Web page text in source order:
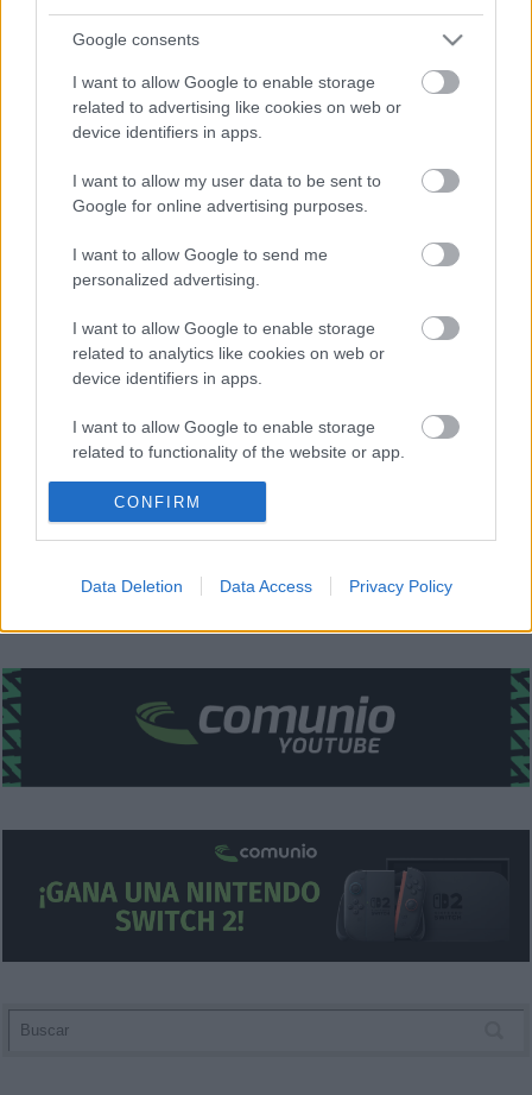
Google consents
I want to allow Google to enable storage
related to advertising like cookies on web or
device identifiers in apps.
I want to allow my user data to be sent to
Google for online advertising purposes.
I want to allow Google to send me
personalized advertising.
I want to allow Google to enable storage
related to analytics like cookies on web or
device identifiers in apps.
I want to allow Google to enable storage
related to functionality of the website or app.
I want to allow Google to enable storage
related to personalization.
I want to allow Google to enable storage
related to security, including authentication
CONFIRM
Data Deletion Data Access Privacy Policy
en los próximos días.
Gonzalo Verdú (Bigas), Mojica – Tete Morente, Gumbau,
Omar Mascarell, Fidel – Guido Carrillo (Lucas Boyé), Pere
Estos jugadores son baja: Palacios (lesión muscular),
Estos jugadores son duda:
del campo y Gonzalo Verdú al centro de la defensa tras
cumplir sanción. Boyé llegará al partido, pero es posible
que sea suplente.
¿Aún no juegas a Comunio? Regístrate, ¡gratis!